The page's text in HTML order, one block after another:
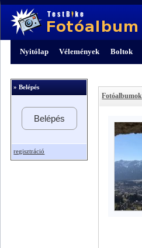
Nyitólap Vélemények Boltok
» Belépés
Belépés
regisztráció
Fotóalbumok